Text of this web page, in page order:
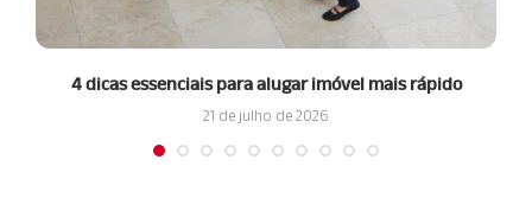
4 dicas essenciais para alugar imóvel mais rápido
21 de julho de 2026